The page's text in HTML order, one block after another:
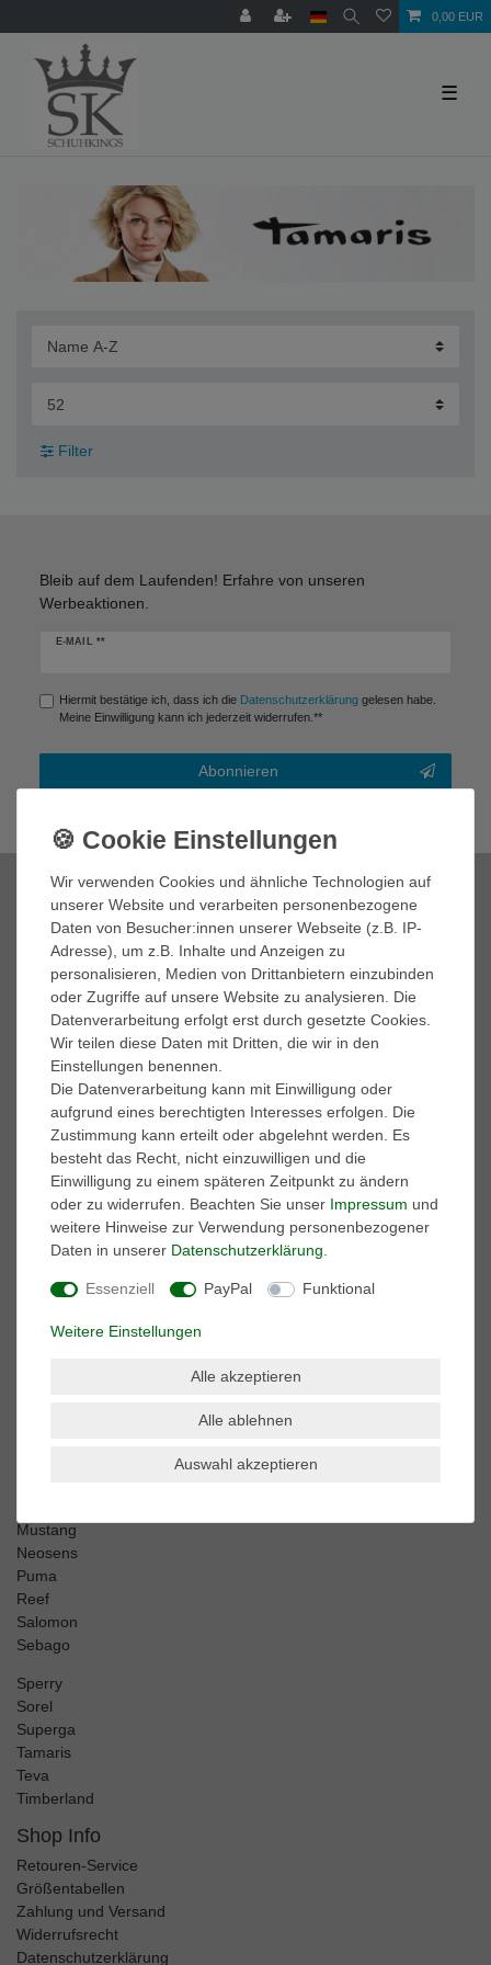
0,00 EUR
☰
Filter
Bleib auf dem Laufenden! Erfahre von unseren
Werbeaktionen.
E-MAIL **
Newsletter
Hiermit bestätige ich, dass ich die Daten­schutz­erklärunggelesen habe.
Meine Einwilligung kann ich jederzeit widerrufen.**
Abonnieren
Zahlungsmöglichkeiten
Marken
A.S. 98
adidas Performance
BK British-Knights
Buffalo
Caprice
Caterpillar
Columbia
Converse
Dr. Martens
Mustang
Neosens
Puma
Reef
Salomon
Sebago
Sperry
Sorel
Superga
Tamaris
Teva
Timberland
Shop Info
Retouren-Service
Größentabellen
Zahlung und Versand
Widerrufsrecht
Datenschutzerklärung
Wir verwenden Cookies und ähnliche Technologien auf
unserer Website und verarbeiten personenbezogene
Daten von Besucher:innen unserer Webseite (z.B. IP-
Adresse), um z.B. Inhalte und Anzeigen zu
personalisieren, Medien von Drittanbietern einzubinden
oder Zugriffe auf unsere Website zu analysieren. Die
Datenverarbeitung erfolgt erst durch gesetzte Cookies.
Wir teilen diese Daten mit Dritten, die wir in den
Einstellungen benennen.
Die Datenverarbeitung kann mit Einwilligung oder
aufgrund eines berechtigten Interesses erfolgen. Die
Zustimmung kann erteilt oder abgelehnt werden. Es
besteht das Recht, nicht einzuwilligen und die
Einwilligung zu einem späteren Zeitpunkt zu ändern
oder zu widerrufen. Beachten Sie unser Impressum und
weitere Hinweise zur Verwendung personenbezogener
Daten in unserer Daten­schutz­erklärung
Essenziell PayPal Funktional
Weitere Einstellungen
Alle akzeptieren
Alle ablehnen
Auswahl akzeptieren